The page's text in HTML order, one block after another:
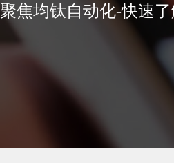
聚焦均钛自动化-快速